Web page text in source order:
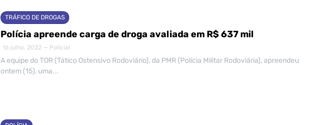
TRÁFICO DE DROGAS
Polícia apreende carga de droga avaliada em R$ 637 mil
16 julho, 2022 — Policial
A equipe do TOR (Tático Ostensivo Rodoviário), da PMR (Polícia Militar Rodoviária), apreendeu
ontem (15), uma...